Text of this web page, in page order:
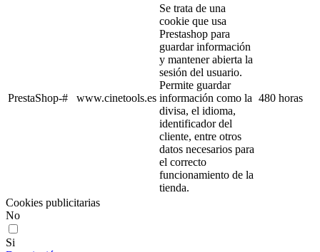
PrestaShop-# www.cinetools.es
Se trata de una
cookie que usa
Prestashop para
guardar información
y mantener abierta la
sesión del usuario.
Permite guardar
información como la
divisa, el idioma,
identificador del
cliente, entre otros
datos necesarios para
el correcto
funcionamiento de la
tienda.
480 horas
Cookies publicitarias
No
Si